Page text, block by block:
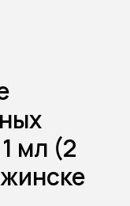
мл (2